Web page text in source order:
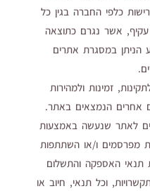
כלפי החברה בגין כל
אשר נגרם כתוצאה
הניתן במסגרת אתרים
זמינות ולמהירות
אחרים הנמצאים באתר.
לאתר שנעשה באמצעות
מפרסמים ו/או השתתפות
תנאי האספקה והתשלום
וכל תנאי, חיוב או